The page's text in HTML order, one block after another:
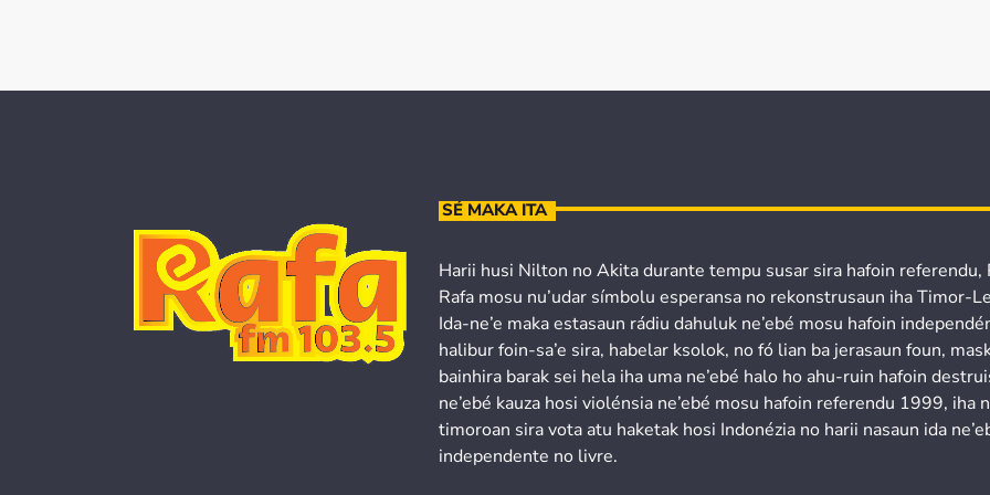
SÉ MAKA ITA
Harii husi Nilton no Akita durante tempu susar sira hafoin referendu,
Rafa mosu nu’udar símbolu esperansa no rekonstrusaun iha Timor-
Ida-ne’e maka estasaun rádiu dahuluk ne’ebé mosu hafoin
halibur foin-sa’e sira, habelar ksolok, no fó lian ba jerasaun foun,
bainhira barak sei hela iha uma ne’ebé halo ho ahu-ruin hafoin
ne’ebé kauza hosi violénsia ne’ebé mosu hafoin referendu 1999, iha
timoroan sira vota atu haketak hosi Indonézia no harii nasaun ida
independente no livre.